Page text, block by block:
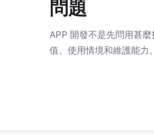
問題
APP 開發不是先問用甚
值、使用情境和維護能力。